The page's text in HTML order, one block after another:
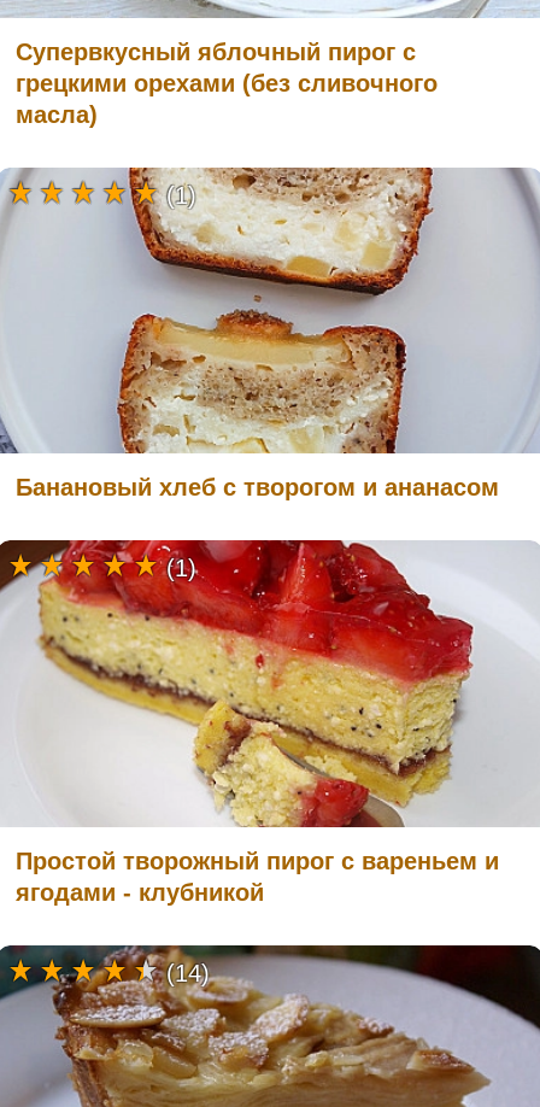
Супервкусный яблочный пирог с
грецкими орехами (без сливочного
масла)
Банановый хлеб с творогом и ананасом
(1)
Простой творожный пирог с вареньем и
ягодами - клубникой
(1)
(14)